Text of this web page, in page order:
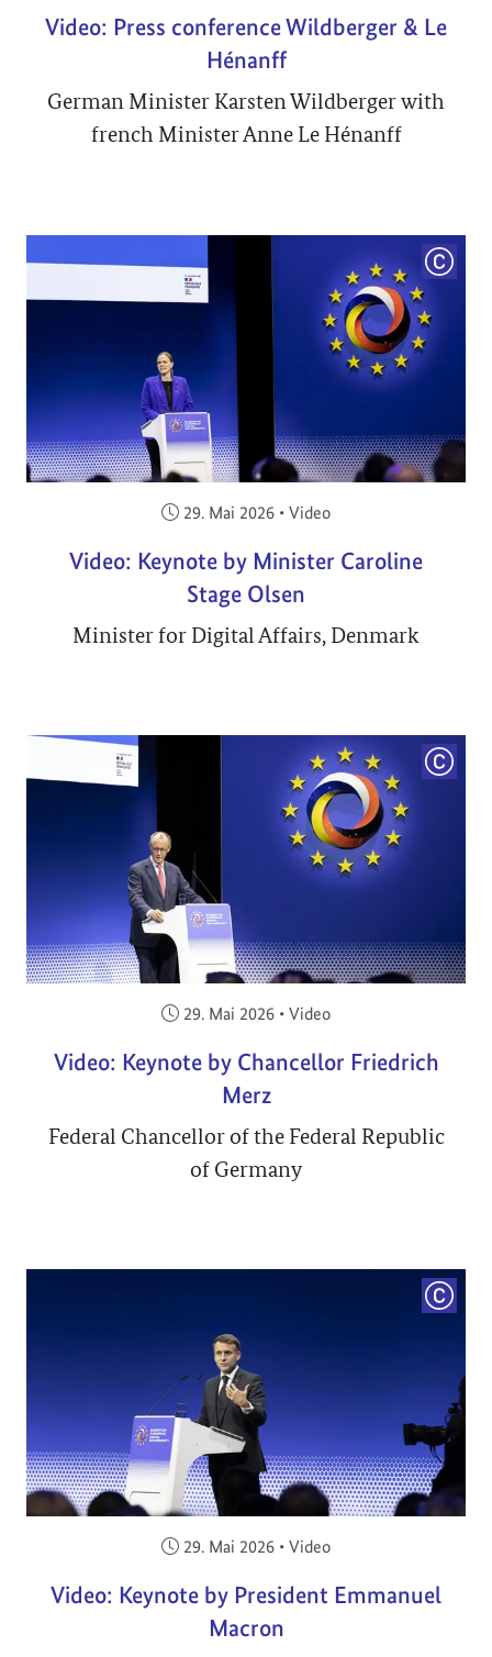
Video: Press conference Wildberger & Le
Hénanff
German Minister Karsten Wildberger with
french Minister Anne Le Hénanff
Veröffentlicht am:
29. Mai 2026 • Video
Video: Keynote by Minister Caroline
Stage Olsen
Minister for Digital Affairs, Denmark
Veröffentlicht am:
29. Mai 2026 • Video
Video: Keynote by Chancellor Friedrich
Merz
Federal Chancellor of the Federal Republic
of Germany
Veröffentlicht am:
29. Mai 2026 • Video
Video: Keynote by President Emmanuel
Macron